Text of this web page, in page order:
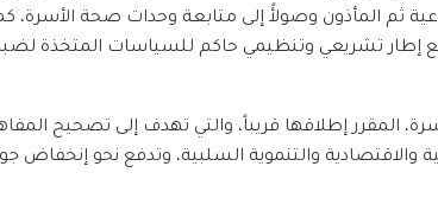
ثم المأذون وصولأً إلى متابعة وحدات صحة الأسرة،
إطار تشريعي وتنظيمي حاكم للسياسات المتخذة
المقرر إطلاقها قريباً، والتي تهدف إلى تصحيح
والاقتصادية والتنموية السلبية، وتدفع نحو إنخفاض